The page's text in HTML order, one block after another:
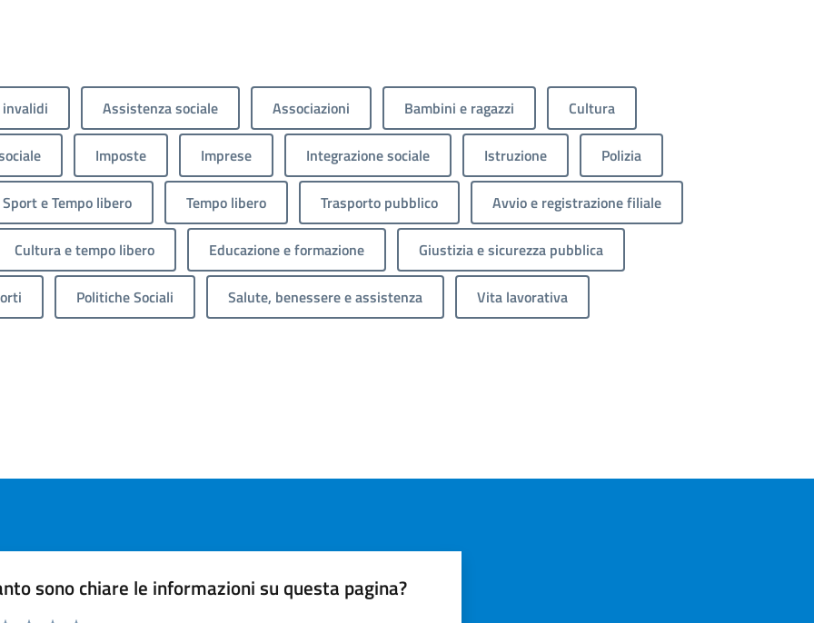
Assistenza sociale Associazioni Bambini e ragazzi Cultura
Imposte Imprese Integrazione sociale Istruzione Polizia
Sport e Tempo libero Tempo libero Trasporto pubblico Avvio e registrazione filiale
Cultura e tempo libero Educazione e formazione Giustizia e sicurezza pubblica
Politiche Sociali Salute, benessere e assistenza Vita lavorativa
sono chiare le informazioni su questa pagina?